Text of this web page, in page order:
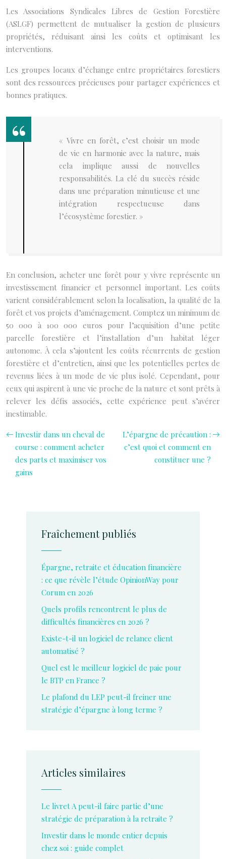
Les Associations Syndicales Libres de Gestion Forestière
(ASLGF) permettent de mutualiser la gestion de plusieurs
propriétés, réduisant ainsi les coûts et optimisant les
interventions.
Les groupes locaux d’échange entre propriétaires forestiers
sont des ressources précieuses pour partager expériences et
bonnes pratiques.
« Vivre en forêt, c’est choisir un mode
de vie en harmonie avec la nature, mais
cela implique aussi de nouvelles
responsabilités. La clé du succès réside
dans une préparation minutieuse et une
intégration respectueuse dans
l’écosystème forestier. »
En conclusion, acheter une forêt pour y vivre représente un
investissement financier et personnel important. Les coûts
varient considérablement selon la localisation, la qualité de la
forêt et vos projets d’aménagement. Comptez un minimum de
50 000 à 100 000 euros pour l’acquisition d’une petite
parcelle forestière et l’installation d’un habitat léger
autonome. À cela s’ajoutent les coûts récurrents de gestion
forestière et d’entretien, ainsi que les potentielles pertes de
revenus liées à un mode de vie plus isolé. Cependant, pour
ceux qui aspirent à une vie proche de la nature et sont prêts à
relever les défis associés, cette expérience peut s’avérer
inestimable.
Investir dans un cheval de
course : comment acheter
des parts et maximiser vos
gains
L’épargne de précaution :
c’est quoi et comment en
constituer une ?
Fraîchement publiés
Épargne, retraite et éducation financière
: ce que révèle l’étude OpinionWay pour
Corum en 2026
Quels profils rencontrent le plus de
difficultés financières en 2026 ?
Existe-t-il un logiciel de relance client
automatisé ?
Quel est le meilleur logiciel de paie pour
le BTP en France ?
Le plafond du LEP peut-il freiner une
stratégie d’épargne à long terme ?
Articles similaires
Le livret A peut-il faire partie d’une
stratégie de préparation à la retraite ?
Investir dans le monde entier depuis
chez soi : guide complet